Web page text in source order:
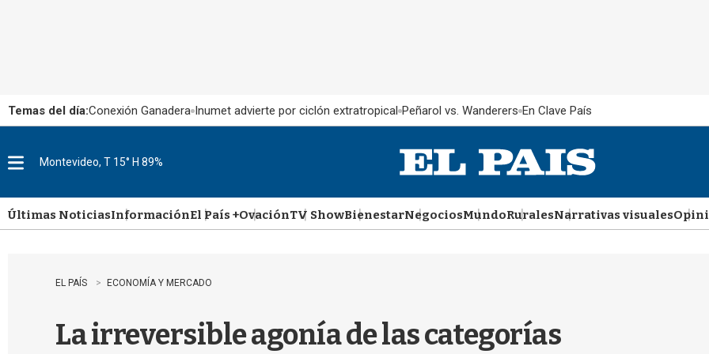
Temas del día:Conexión Ganadera Inumet advierte por ciclón extratropical Peñarol vs. Wanderers En Clave País
u
Montevideo, T 15° H 89%
Últimas NoticiasInformaciónEl País +OvaciónTV ShowBienestarNegociosMundoRuralesNarrativas visuales
EL PAÍS ECONOMÍA Y MERCADO
La irreversible agonía de las categorías